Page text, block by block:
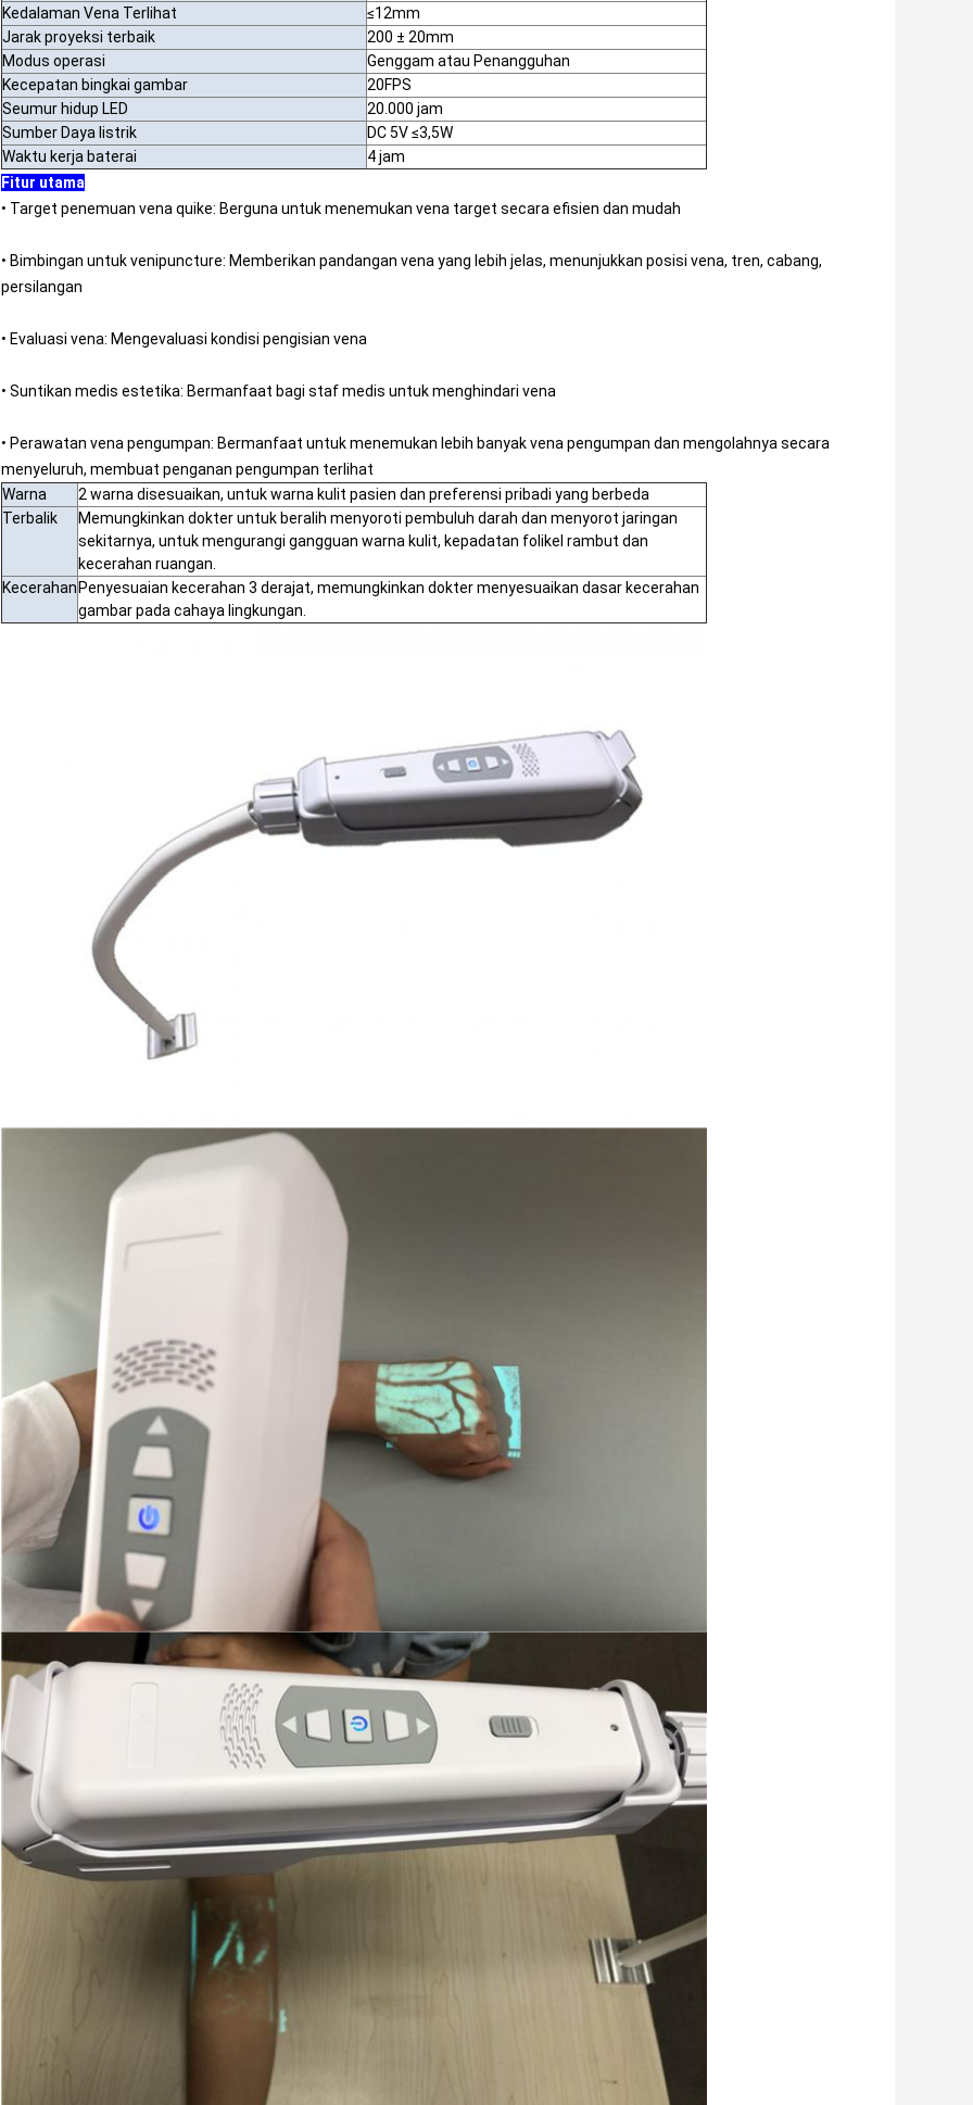
Kedalaman Vena Terlihat
≤12mm
Jarak proyeksi terbaik
200 ± 20mm
Modus operasi
Genggam atau Penangguhan
Kecepatan bingkai gambar
20FPS
Seumur hidup LED
20.000 jam
Sumber Daya listrik
DC 5V ≤3,5W
Waktu kerja baterai
4 jam
Fitur utama
• Target penemuan vena quike: Berguna untuk menemukan vena target secara efisien dan mudah
• Bimbingan untuk venipuncture: Memberikan pandangan vena yang lebih jelas, menunjukkan posisi vena, tren, cabang,
persilangan
• Evaluasi vena: Mengevaluasi kondisi pengisian vena
• Suntikan medis estetika: Bermanfaat bagi staf medis untuk menghindari vena
• Perawatan vena pengumpan: Bermanfaat untuk menemukan lebih banyak vena pengumpan dan mengolahnya secara
menyeluruh, membuat penganan pengumpan terlihat
Warna
2 warna disesuaikan, untuk warna kulit pasien dan preferensi pribadi yang berbeda
Terbalik
Memungkinkan dokter untuk beralih menyoroti pembuluh darah dan menyorot jaringan
sekitarnya, untuk mengurangi gangguan warna kulit, kepadatan folikel rambut dan
kecerahan ruangan.
Kecerahan Penyesuaian kecerahan 3 derajat, memungkinkan dokter menyesuaikan dasar kecerahan
gambar pada cahaya lingkungan.